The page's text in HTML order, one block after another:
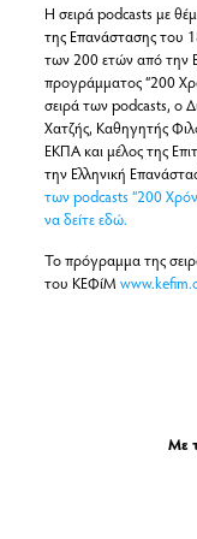
Η σειρά podcasts με
της Επανάστασης του
των 200 ετών από την
προγράμματος “200
σειρά των podcasts, ο
Χατζής, Καθηγητής
ΕΚΠΑ και μέλος της
την Ελληνική
των podcasts “200
να δείτε εδώ.
Το πρόγραμμα της
του ΚΕΦίΜ
Με